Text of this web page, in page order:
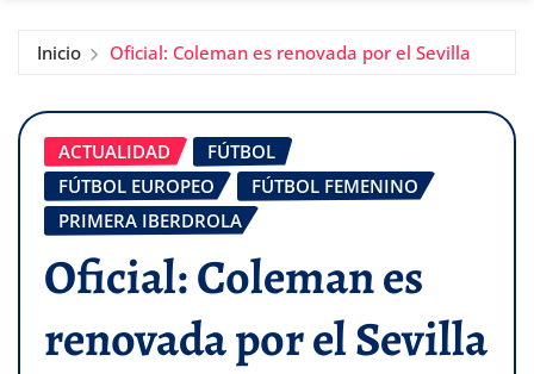
Inicio Oficial: Coleman es renovada por el Sevilla
ACTUALIDAD
FÚTBOL
FÚTBOL EUROPEO
FÚTBOL FEMENINO
PRIMERA IBERDROLA
Oficial: Coleman es
renovada por el Sevilla